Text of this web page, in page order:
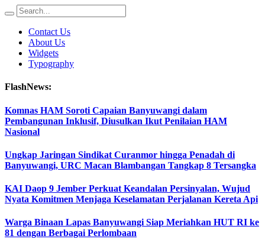
Contact Us
About Us
Widgets
Typography
FlashNews:
Komnas HAM Soroti Capaian Banyuwangi dalam
Pembangunan Inklusif, Diusulkan Ikut Penilaian HAM
Nasional
Ungkap Jaringan Sindikat Curanmor hingga Penadah di
Banyuwangi, URC Macan Blambangan Tangkap 8 Tersangka
KAI Daop 9 Jember Perkuat Keandalan Persinyalan, Wujud
Nyata Komitmen Menjaga Keselamatan Perjalanan Kereta Api
Warga Binaan Lapas Banyuwangi Siap Meriahkan HUT RI ke
81 dengan Berbagai Perlombaan